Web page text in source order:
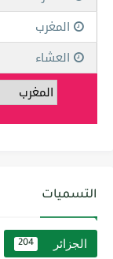
التسميات
الجزائر 204